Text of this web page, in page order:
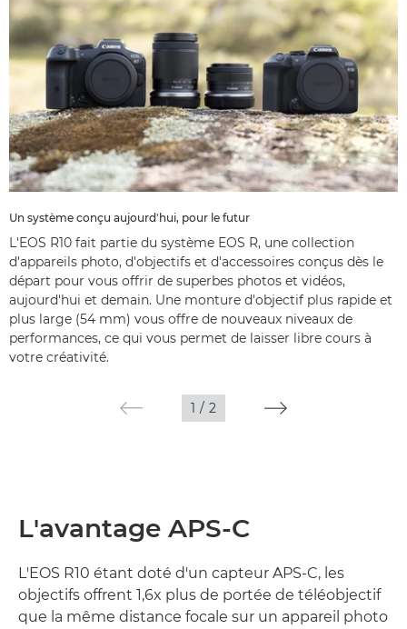
Un système conçu aujourd'hui, pour le futur
L'EOS R10 fait partie du système EOS R, une collection
d'appareils photo, d'objectifs et d'accessoires conçus dès le
départ pour vous offrir de superbes photos et vidéos,
aujourd'hui et demain. Une monture d'objectif plus rapide et
plus large (54 mm) vous offre de nouveaux niveaux de
performances, ce qui vous permet de laisser libre cours à
votre créativité.
1 / 2
L'avantage APS-C
L'EOS R10 étant doté d'un capteur APS-C, les
objectifs offrent 1,6x plus de portée de téléobjectif
que la même distance focale sur un appareil photo